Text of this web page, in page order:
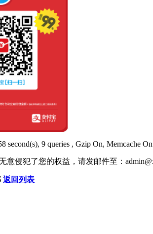
second(s), 9 queries , Gzip On, Memcache
意侵犯了您的权益，请发邮件至：
返回列表